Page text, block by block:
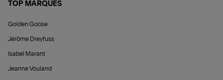
TOP MARQUES
Golden Goose
Jérôme Dreyfuss
Isabel Marant
Jeanne Vouland